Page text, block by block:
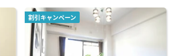
割引キャンペーン